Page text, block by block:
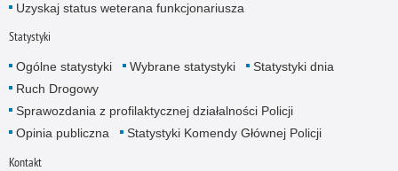
Uzyskaj status weterana funkcjonariusza
Statystyki
Ogólne statystyki Wybrane statystyki
Statystyki dnia
Ruch Drogowy
Sprawozdania z profilaktycznej działalności Policji
Opinia publiczna
Statystyki Komendy Głównej Policji
Kontakt